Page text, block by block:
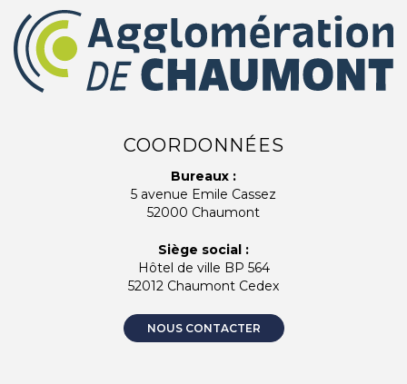
COORDONNÉES
Bureaux :
5 avenue Emile Cassez
52000 Chaumont
Siège social :
Hôtel de ville BP 564
52012 Chaumont Cedex
NOUS CONTACTER